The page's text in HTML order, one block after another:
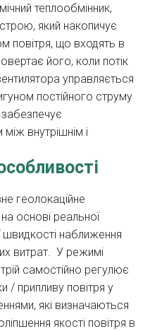
теплообмінник,
який накопичує
повітря, що входять в
його, коли потік
управляється
постійного струму
забезпечує
внутрішнім і
геолокаційне
основі реальної
швидкості наближення
витрат. У режимі
самостійно регулює
/ припливу повітря у
які визначаються
якості повітря в